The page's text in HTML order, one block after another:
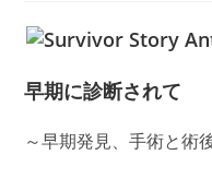
早期に診断されて
～早期発見、手術と術